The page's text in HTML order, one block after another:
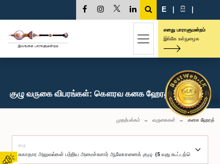
E | සි |
எனது பாராளுமன்றம்
இங்கே உள்நுழைக
குழு வருகை விபரங்கள்: கௌரவ கனக ஹேரத், பா.உ.
முதற்பக்கம் வருகைகள் கனக ஹேரத்
குழு